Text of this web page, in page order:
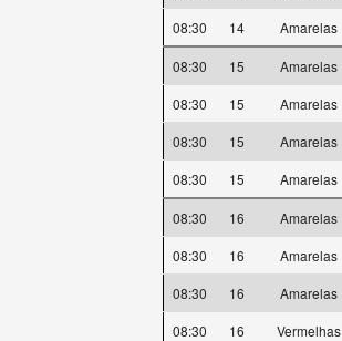
08:30
14 Amarelas
08:30 15 Amarelas
08:30
15 Amarelas
08:30
15 Amarelas
08:30
15 Amarelas
08:30 16 Amarelas
08:30
16 Amarelas
08:30
16 Amarelas
08:30
16 Vermelhas